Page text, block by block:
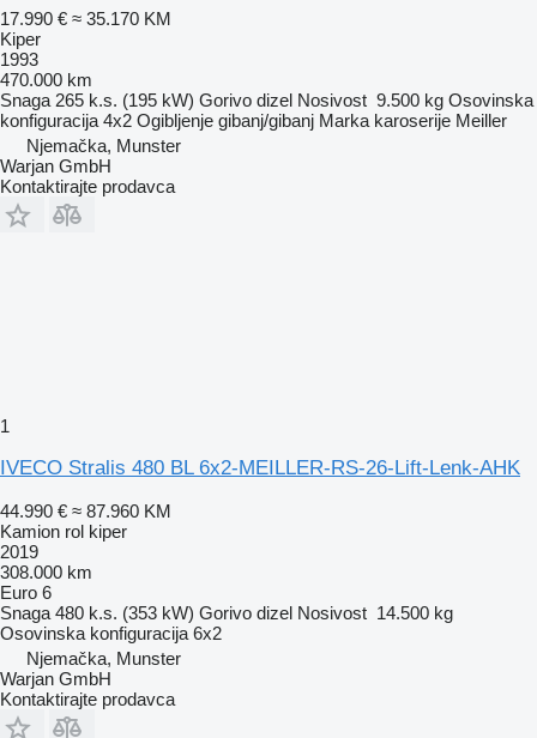
17.990 € ≈ 35.170 KM
Kiper
1993
470.000 km
Snaga 265 k.s. (195 kW) Gorivo dizel Nosivost 9.500 kg Osovinska
konfiguracija 4x2 Ogibljenje gibanj/gibanj Marka karoserije Meiller
Njemačka, Munster
Warjan GmbH
Kontaktirajte prodavca
1
IVECO Stralis 480 BL 6x2-MEILLER-RS-26-Lift-Lenk-AHK
44.990 € ≈ 87.960 KM
Kamion rol kiper
2019
308.000 km
Euro 6
Snaga 480 k.s. (353 kW) Gorivo dizel Nosivost 14.500 kg
Osovinska konfiguracija 6x2
Njemačka, Munster
Warjan GmbH
Kontaktirajte prodavca